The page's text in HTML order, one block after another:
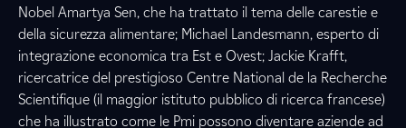
Nobel Amartya Sen, che ha trattato il tema delle carestie e
della sicurezza alimentare; Michael Landesmann, esperto di
integrazione economica tra Est e Ovest; Jackie Krafft,
ricercatrice del prestigioso Centre National de la Recherche
Scientifique (il maggior istituto pubblico di ricerca francese)
che ha illustrato come le Pmi possono diventare aziende ad